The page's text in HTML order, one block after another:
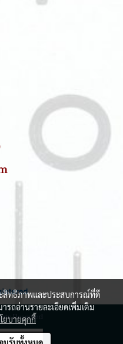
Reserved
17,289
ะสิทธิภาพและประสบการณ์ที่ดี
รถอ่านรายละเอียดเพิ่มเติม
ยบายคุกกี้